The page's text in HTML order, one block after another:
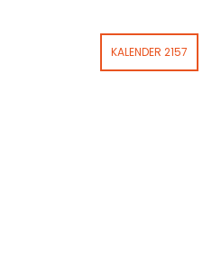
KALENDER 2157